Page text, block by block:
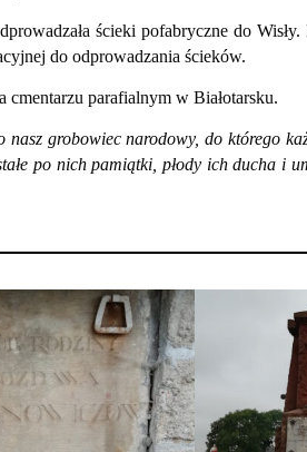
ścieki pofabryczne do Wisły.
do odprowadzania ścieków.
parafialnym w Białotarsku.
grobowiec narodowy, do którego
po nich pamiątki, płody ich ducha i